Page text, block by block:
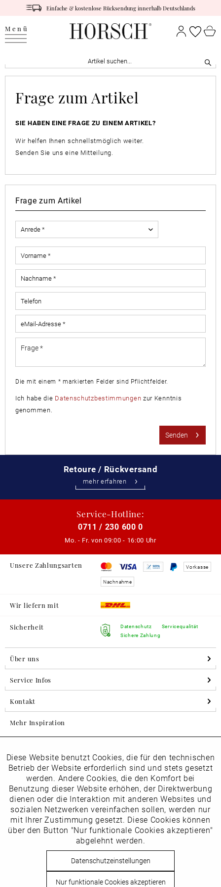
Einfache & kostenlose Rücksendung innerhalb Deutschlands
Menü
Frage zum Artikel
SIE HABEN EINE FRAGE ZU EINEM ARTIKEL?
Wir helfen Ihnen schnellstmöglich weiter.
Senden Sie uns eine Mitteilung.
Frage zum Artikel
Die mit einem * markierten Felder sind Pflichtfelder.
Ich habe die Datenschutzbestimmungen zur Kenntnis
genommen.
Senden
Retoure / Rückversand
mehr erfahren
Service-Hotline:
0711 / 230 600 0
Mo. - Fr. von 09:00 - 16:00 Uhr
Unsere Zahlungsarten Vorkasse
Nachnahme
Wir liefern mit
Sicherheit
Datenschutz
Sichere Zahlung
Servicequalität
Über uns
Service Infos
Kontakt
Mehr Inspiration
Folgen Sie uns auf Instagram
horsch_schuhe
Newsletter
Datenschutzbestimmungenhabe ich zur Kenntnis
vom Newsletter abmelden.
Funktionale Aktiv
Marketing Inaktiv
Tracking Inaktiv
Inaktiv
Diese Website benutzt Cookies, die für den technischen
Betrieb der Website erforderlich sind und stets gesetzt
werden. Andere Cookies, die den Komfort bei
Benutzung dieser Website erhöhen, der Direktwerbung
dienen oder die Interaktion mit anderen Websites und
sozialen Netzwerken vereinfachen sollen, werden nur
mit Ihrer Zustimmung gesetzt. Diese Cookies können
über den Button "Nur funktionale Cookies akzeptieren"
abgelehnt werden.
Datenschutzeinstellungen
Nur funktionale Cookies akzeptieren